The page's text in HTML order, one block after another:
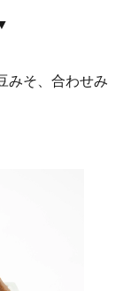
みそ、合わせみ